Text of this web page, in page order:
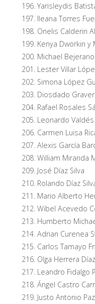
Yarisleydis
Ileana Torres
Onelis Calderin
Kenya Dworkin y
Michael
Lester Villar
Simona López
Diosdado
Rafael Rosales
Leonardo
Carmen Luisa
Alexis García
William Miranda
José Díaz Silva
Rolando Díaz
Mario Alberto
Wibel Acevedo
Humberto
Adrian Curenea
Carlos Tamayo
Olga Herrera Díaz
Leandro Fidalgo
Ángel Castro
Justo Antonio